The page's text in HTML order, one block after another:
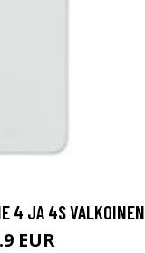
4 JA 4S VALKOINEN
EUR